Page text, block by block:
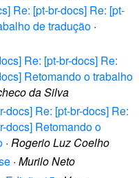
Re: [pt-br-docs] Re: [pt-
de tradução ·
Re: [pt-br-docs] Re:
Retomando o trabalho
da Silva
docs] Re: [pt-br-docs] Re:
docs] Retomando o
· Rogerio Luz Coelho
· Murilo Neto